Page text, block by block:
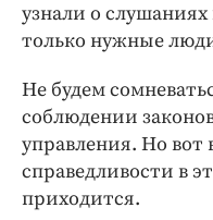
узнали о
только нужные
Не будем
соблюдении
управления. Но вот
справедливости в
приходится.